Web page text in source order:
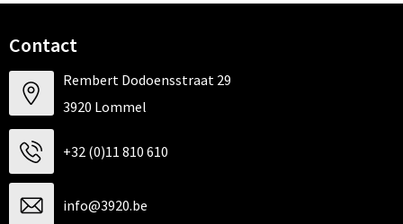
Contact
Rembert Dodoensstraat 29
3920 Lommel
+32 (0)11 810 610
info@3920.be